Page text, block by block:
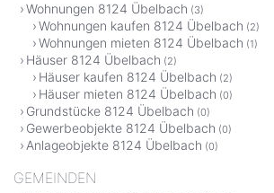
Wohnungen 8124 Übelbach (3)
Wohnungen kaufen 8124 Übelbach (2)
Wohnungen mieten 8124 Übelbach (1)
Häuser 8124 Übelbach (2)
Häuser kaufen 8124 Übelbach (2)
Häuser mieten 8124 Übelbach (0)
Grundstücke 8124 Übelbach (0)
Gewerbeobjekte 8124 Übelbach (0)
Anlageobjekte 8124 Übelbach (0)
GEMEINDEN